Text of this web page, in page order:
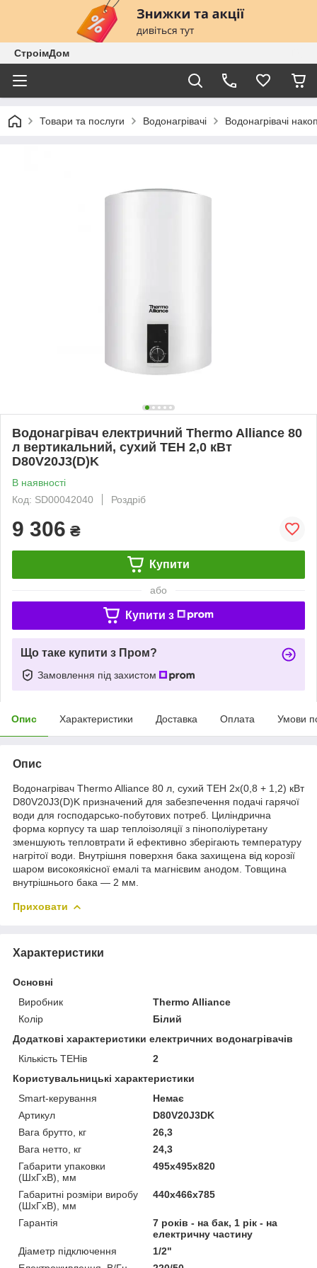
СтроімДом
Товари та послуги Водонагрівачі Водонагрівачі
Водонагрівач електричний Thermo Alliance 80
л вертикальний, сухий ТЕН 2,0 кВт
D80V20J3(D)K
В наявності
Код: SD00042040
Роздріб
9 306 ₴
Купити
або
Купити з
Що таке купити з Пром?
Замовлення під захистом
Опис Характеристики Доставка Оплата Умови
Опис
Водонагрівач Thermo Alliance 80 л, сухий ТЕН 2х(0,8 + 1,2) кВт
D80V20J3(D)K призначений для забезпечення подачі гарячої
води для господарсько-побутових потреб. Циліндрична
форма корпусу та шар теплоізоляції з пінополіуретану
зменшують тепловтрати й ефективно зберігають температуру
нагрітої води. Внутрішня поверхня бака захищена від корозії
шаром високоякісної емалі та магнієвим анодом. Товщина
внутрішнього бака — 2 мм.
Приховати
Характеристики
Основні
Виробник
Thermo Alliance
Колір
Білий
Додаткові характеристики електричних водонагрівачів
Кількість ТЕНів
2
Користувальницькі характеристики
Smart-керування
Немає
Артикул
D80V20J3DK
Вага брутто, кг
26,3
Вага нетто, кг
24,3
Габарити упаковки
(ШхГхВ), мм
495х495х820
Габаритні розміри виробу
(ШхГхВ), мм
440х466х785
Гарантія
7 років - на бак, 1 рік - на
електричну частину
Діаметр підключення
1/2"